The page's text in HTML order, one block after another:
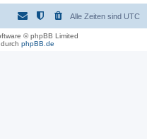
Alle Zeiten sind UTC
© phpBB Limited
phpBB.de